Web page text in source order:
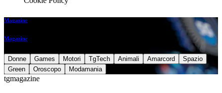
Magazine
Magazine
Donne Games Motori TgTech Animali Amarcord
Spazio
Green
Oroscopo Modamania
tgmagazine